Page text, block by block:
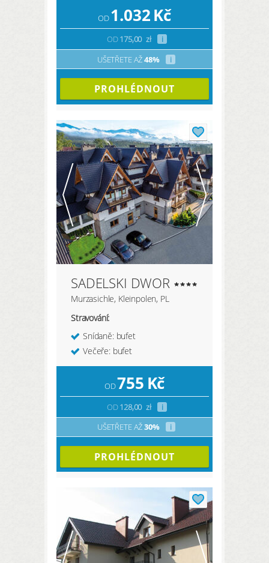
OD1.032Kč
OD175,00 zł
i
UŠETŘETE AŽ48% i
PROHLÉDNOUT
SADELSKI DWOR
Murzasichle, Kleinpolen, PL
Stravování:
Snídaně: bufet
Večeře: bufet
OD755 Kč
OD128,00 zł
i
UŠETŘETE AŽ30% i
PROHLÉDNOUT